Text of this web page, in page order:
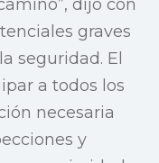
dijo con
graves
seguridad. El
a todos los
necesaria
y